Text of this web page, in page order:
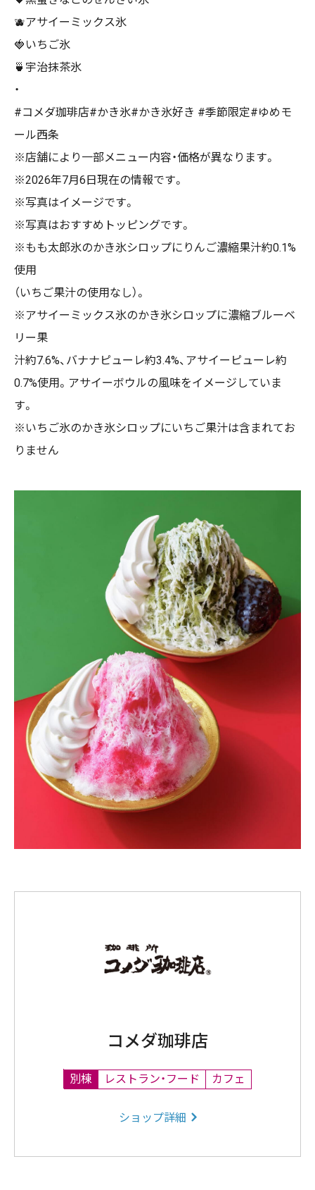
🫐アサイーミックス氷
🍓いちご氷
🍵宇治抹茶氷
・
#コメダ珈琲店#かき氷#かき氷好き #季節限定#ゆめモ
ール西条
※店舗により一部メニュー内容・価格が異なります。
※2026年7月6日現在の情報です。
※写真はイメージです。
※写真はおすすめトッピングです。
※もも太郎氷のかき氷シロップにりんご濃縮果汁約0.1%
使用
（いちご果汁の使用なし）。
※アサイーミックス氷のかき氷シロップに濃縮ブルーベ
リー果
汁約7.6%、バナナピューレ約3.4%、アサイーピューレ約
0.7%使用。アサイーボウルの風味をイメージしていま
す。
※いちご氷のかき氷シロップにいちご果汁は含まれてお
りません
コメダ珈琲店
別棟 レストラン・フード カフェ
ショップ詳細